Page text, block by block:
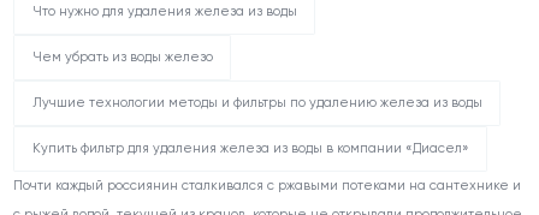
Что нужно для удаления железа из воды
Чем убрать из воды железо
Лучшие технологии методы и фильтры по удалению железа из воды
Купить фильтр для удаления железа из воды в компании «Диасел»
Почти каждый россиянин сталкивался с ржавыми потеками на сантехнике и